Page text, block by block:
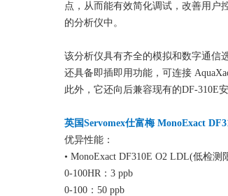
点，从而能有效简化调试，改善用户
的分析仪中。
该分析仪具有齐全的模拟和数字通信
还具备即插即用功能，可连接
此外，它还向后兼容现有的DF-310E
英国Servomex仕富梅 MonoExact
优异性能：
• MonoExact DF310E O2 LDL(低检测
0-100HR：3 ppb
0-100：50 ppb